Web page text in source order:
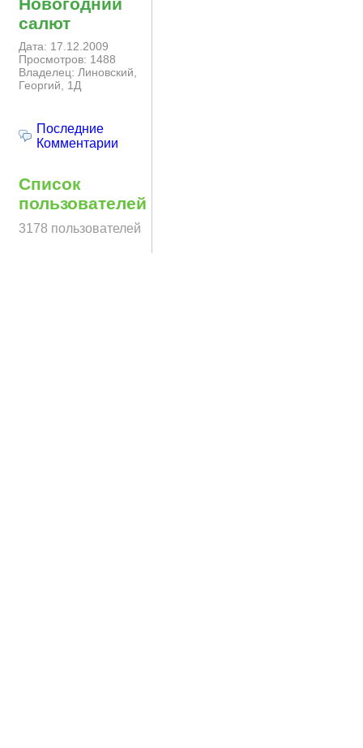
салют
Дата: 17.12.2009
Просмотров: 1488
Владелец: Линовский,
Георгий, 1Д
Последние
Комментарии
Список
пользователей
3178 пользователей